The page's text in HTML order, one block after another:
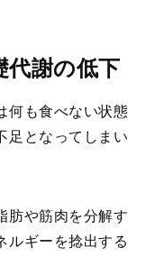
謝の低下
何も食べない状態
足となってしまい
肪や筋肉を分解す
ルギーを捻出する